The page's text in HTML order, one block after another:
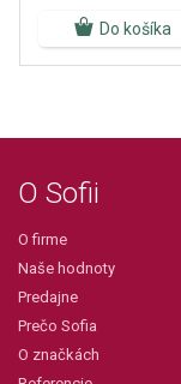
Do košíka
O Sofii
O firme
Naše hodnoty
Predajne
Prečo Sofia
O značkách